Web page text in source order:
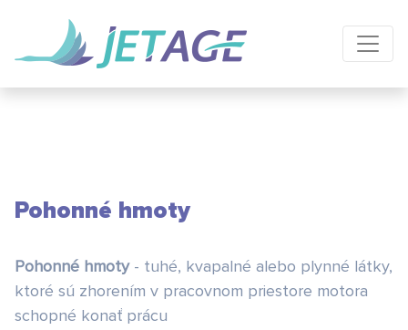
Pohonné hmoty
Pohonné hmoty- tuhé, kvapalné alebo plynné látky,
ktoré sú zhorením v pracovnom priestore motora
schopné konať prácu